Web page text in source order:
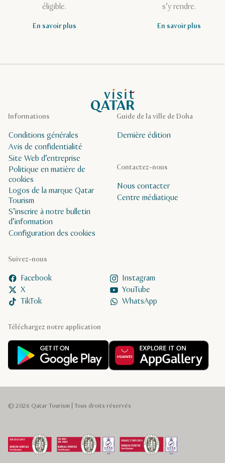
éligible.
En savoir plus
s’y rendre.
En savoir plus
Page d’accueil de Visit Qatar
Téléchargez notre application
Guide de la ville de Doha
Dernière édition
Suivez-nous
Facebook
Instagram
X
YouTube
TikTok
WhatsApp
Contactez-nous
Nous contacter
Centre médiatique
Informations
Conditions générales
Avis de confidentialité
Site Web d’entreprise
Politique en matière de
cookies
Logos de la marque Qatar
Tourism
S’inscrire à notre bulletin
d’information
Configuration des cookies
© 2026 Qatar Tourism | Tous droits réservés